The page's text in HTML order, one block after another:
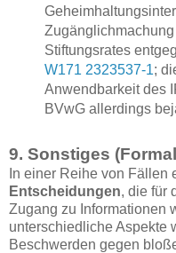
Stiftungsrates
W171 2323537-1;
Anwendbarkeit des
BVwG allerdings
9. Sonstiges
In einer Reihe von Fällen
Entscheidungen, die für
Zugang zu Informationen
unterschiedliche Aspekte
Beschwerden gegen